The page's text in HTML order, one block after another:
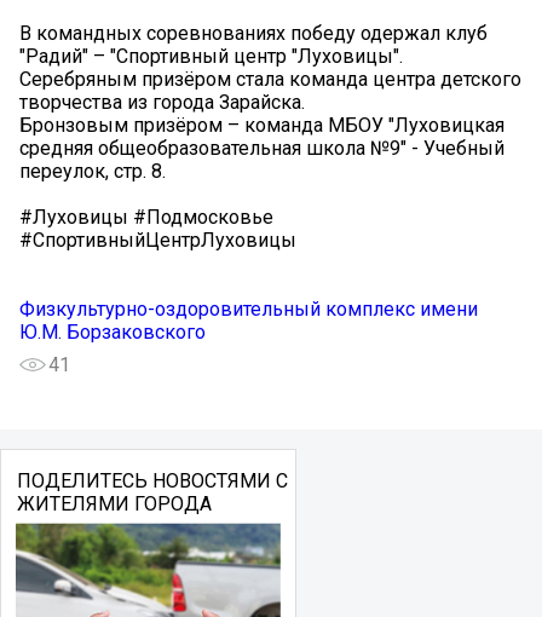
В командных соревнованиях победу одержал клуб
"Радий" – "Спортивный центр "Луховицы".
Серебряным призёром стала команда центра детского
творчества из города Зарайска.
Бронзовым призёром – команда МБОУ "Луховицкая
средняя общеобразовательная школа №9" - Учебный
переулок, стр. 8.
#Луховицы #Подмосковье
#СпортивныйЦентрЛуховицы
Физкультурно-оздоровительный комплекс имени
Ю.М. Борзаковского
41
ПОДЕЛИТЕСЬ НОВОСТЯМИ С
ЖИТЕЛЯМИ ГОРОДА